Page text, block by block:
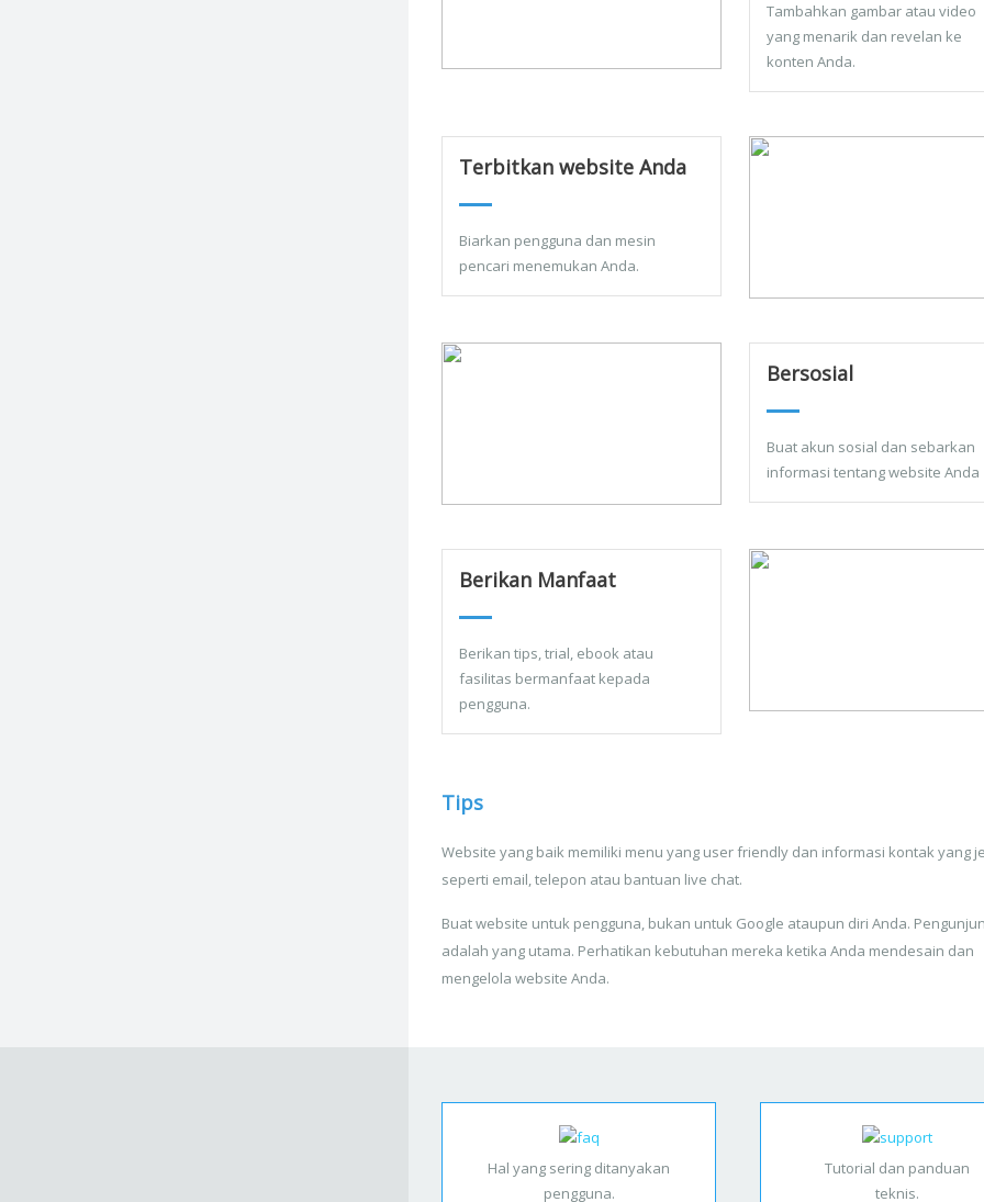
Tambahkan gambar atau video
yang menarik dan revelan ke
konten Anda.
Terbitkan website Anda
Biarkan pengguna dan mesin
pencari menemukan Anda.
Bersosial
Buat akun sosial dan sebarkan
informasi tentang website Anda
Berikan Manfaat
Berikan tips, trial, ebook atau
fasilitas bermanfaat kepada
pengguna.
Tips
Website yang baik memiliki menu yang user friendly dan informasi kontak yang
seperti email, telepon atau bantuan live chat.
Buat website untuk pengguna, bukan untuk Google ataupun diri Anda.
adalah yang utama. Perhatikan kebutuhan mereka ketika Anda mendesain dan
mengelola website Anda.
Hal yang sering ditanyakan
pengguna.
Tutorial dan panduan
teknis.